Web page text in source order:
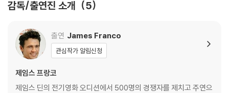
2) 정전기와 먼지로 인해 재생이 원활하지 않은 경우가 있습니다. 디스크
해결됩니다.
3) 일부 PC 연결형 ODD의 경우 호환 상의 문제로 정상적인 디스크도 재
생이 불가능한 경우가 있습니다. 독립형 전용 플레이어 사용을 권장드리
며, ODD 사용으로 인한 재생 불량의 경우 교환 시에도 동일한 오류가 발
생할 수 있음을 알려드립니다.
감독/출연진 소개 5
출연 James Franco
관심작가 알림신청
제임스 프랑코
제임스 딘의 전기영화 오디션에서 500명의 경쟁자를 제치고 주연으